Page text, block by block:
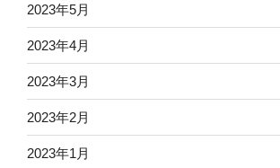
2023年5月
2023年4月
2023年3月
2023年2月
2023年1月